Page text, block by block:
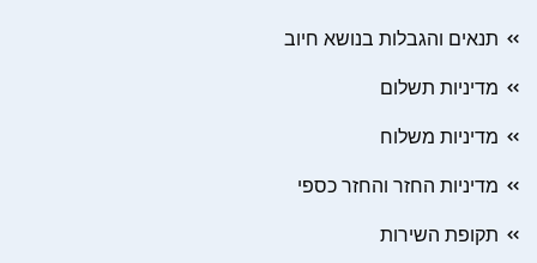
תנאים והגבלות בנושא חיוב
מדיניות תשלום
מדיניות משלוח
מדיניות החזר והחזר כספי
תקופת השירות